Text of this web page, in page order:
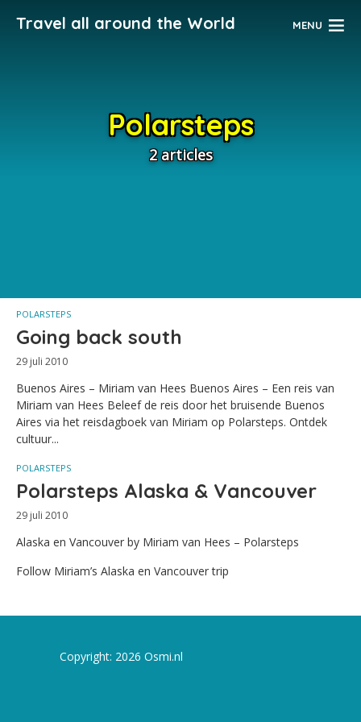
Travel all around the World MENU
Polarsteps
2 articles
POLARSTEPS
Going back south
29 juli 2010
Buenos Aires – Miriam van Hees Buenos Aires – Een reis van
Miriam van Hees Beleef de reis door het bruisende Buenos
Aires via het reisdagboek van Miriam op Polarsteps. Ontdek
cultuur...
POLARSTEPS
Polarsteps Alaska & Vancouver
29 juli 2010
Alaska en Vancouver by Miriam van Hees – Polarsteps
Follow Miriam’s Alaska en Vancouver trip
Copyright: 2026 Osmi.nl